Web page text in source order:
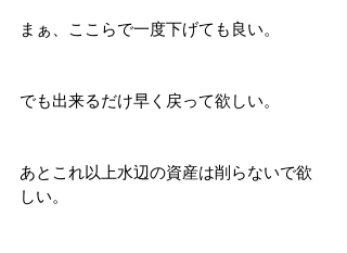
まぁ、ここらで一度下げても良い。
でも出来るだけ早く戻って欲しい。
あとこれ以上水辺の資産は削らないで欲
しい。